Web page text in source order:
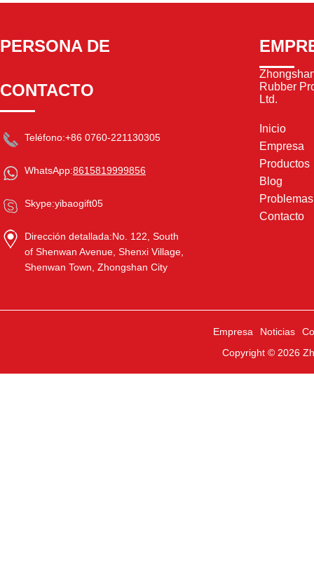
PERSONA DE
CONTACTO
Teléfono:+86 0760-221130305
WhatsApp:8615819999856
Skype:yibaogift05
Dirección detallada:No. 122, South
of Shenwan Avenue, Shenxi Village,
Shenwan Town, Zhongshan City
Rubber
Ltd.
Inicio
Empresa
Productos
Blog
Contacto
Empresa Noticias
Copyright © 2026